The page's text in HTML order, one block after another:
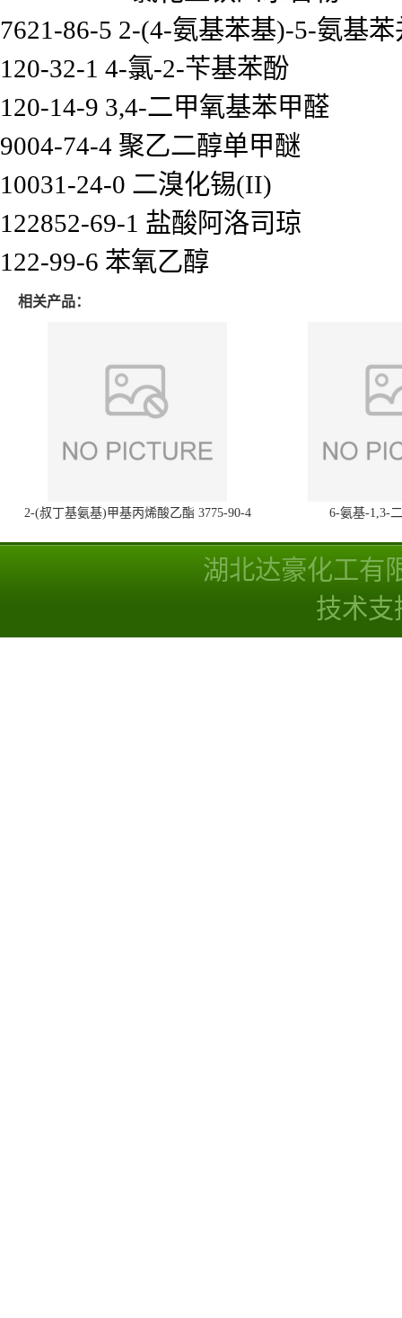
7621-86-5 2-(4-氨基苯基)-5-氨基
120-32-1 4-氯-2-苄基苯酚
120-14-9 3,4-二甲氧基苯甲醛
9004-74-4 聚乙二醇单甲醚
10031-24-0 二溴化锡(II)
122852-69-1 盐酸阿洛司琼
122-99-6 苯氧乙醇
相关产品：
2-(叔丁基氨基)甲基丙烯酸乙酯 3775-90-4 6-氨基-1,3-
湖北达豪化工有
技术